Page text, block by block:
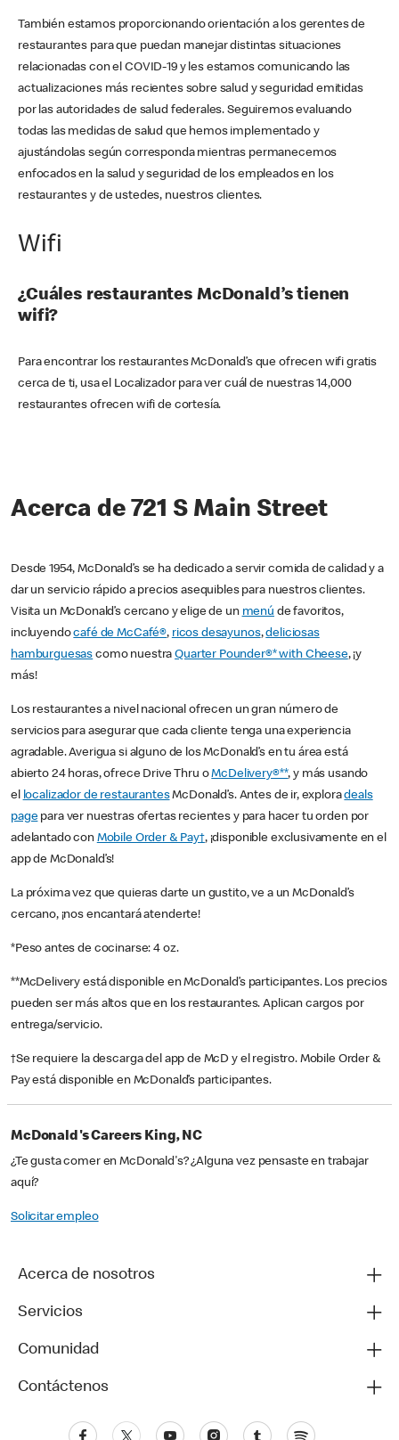
También estamos proporcionando orientación a los gerentes de
restaurantes para que puedan manejar distintas situaciones
relacionadas con el COVID-19 y les estamos comunicando las
actualizaciones más recientes sobre salud y seguridad emitidas
por las autoridades de salud federales. Seguiremos evaluando
todas las medidas de salud que hemos implementado y
ajustándolas según corresponda mientras permanecemos
enfocados en la salud y seguridad de los empleados en los
restaurantes y de ustedes, nuestros clientes.
Wifi
¿Cuáles restaurantes McDonald’s tienen
wifi?
Para encontrar los restaurantes McDonald’s que ofrecen wifi gratis
cerca de ti, usa el Localizador para ver cuál de nuestras 14,000
restaurantes ofrecen wifi de cortesía.
Acerca de 721 S Main Street
Desde 1954, McDonald’s se ha dedicado a servir comida de calidad y a
dar un servicio rápido a precios asequibles para nuestros clientes.
Visita un McDonald’s cercano y elige de un menú de favoritos,
incluyendocafé de McCafé®, ricos desayunos,deliciosas
hamburguesas como nuestraQuarter Pounder®* with Cheese, ¡y
más!
Los restaurantes a nivel nacional ofrecen un gran número de
servicios para asegurar que cada cliente tenga una experiencia
agradable. Averigua si alguno de los McDonald’s en tu área está
abierto 24 horas, ofrece Drive Thru oMcDelivery®**, y más usando
el localizador de restaurantesMcDonald’s. Antes de ir, exploradeals
pagepara ver nuestras ofertas recientes y para hacer tu orden por
adelantado con Mobile Order & Pay†, ¡disponible exclusivamente en el
app de McDonald’s!
La próxima vez que quieras darte un gustito, ve a un McDonald’s
cercano, ¡nos encantará atenderte!
*Peso antes de cocinarse: 4 oz.
**McDelivery está disponible en McDonald’s participantes. Los precios
pueden ser más altos que en los restaurantes. Aplican cargos por
entrega/servicio.
†Se requiere la descarga del app de McD y el registro. Mobile Order &
Pay está disponible en McDonald’s participantes.
McDonald's Careers King, NC
¿Te gusta comer en McDonald's? ¿Alguna vez pensaste en trabajar
aquí?
Solicitar empleo
Acerca de nosotros
Servicios
Comunidad
Contáctenos